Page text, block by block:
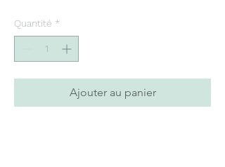
Quantité *
Ajouter au panier